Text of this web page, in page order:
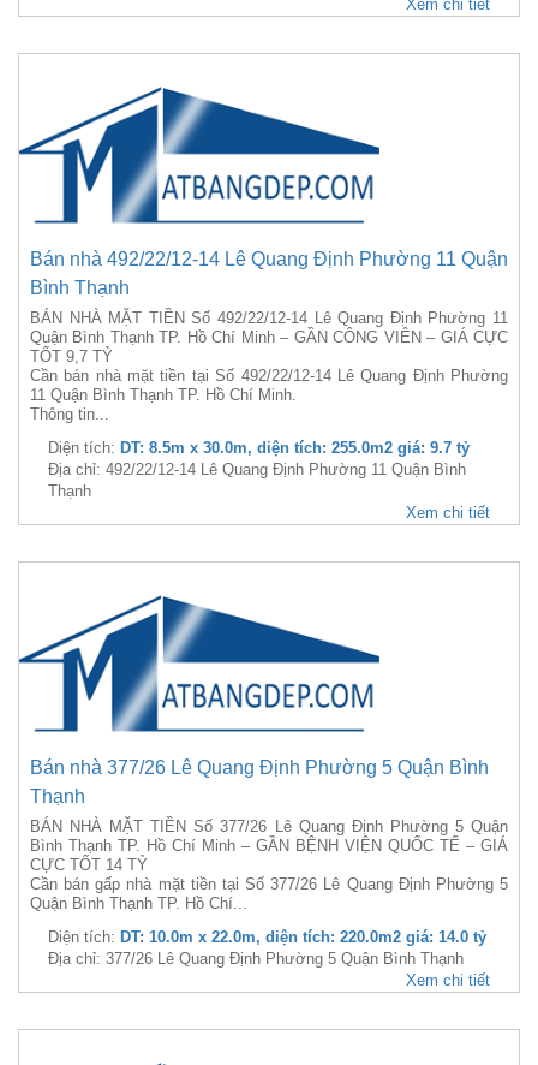
Xem chi tiết
Bán nhà 492/22/12-14 Lê Quang Định Phường 11 Quận
Bình Thạnh
BÁN NHÀ MẶT TIỀN Số 492/22/12-14 Lê Quang Định Phường 11
Quận Bình Thạnh TP. Hồ Chí Minh – GẦN CÔNG VIÊN – GIÁ CỰC
TỐT 9,7 TỶ
Cần bán nhà mặt tiền tại Số 492/22/12-14 Lê Quang Định Phường
11 Quận Bình Thạnh TP. Hồ Chí Minh.
Thông tin...
Diện tích: DT: 8.5m x 30.0m, diện tích: 255.0m2 giá: 9.7 tỷ
Địa chỉ: 492/22/12-14 Lê Quang Định Phường 11 Quận Bình
Thạnh
Xem chi tiết
Bán nhà 377/26 Lê Quang Định Phường 5 Quận Bình
Thạnh
BÁN NHÀ MẶT TIỀN Số 377/26 Lê Quang Định Phường 5 Quận
Bình Thạnh TP. Hồ Chí Minh – GẦN BỆNH VIỆN QUỐC TẾ – GIÁ
CỰC TỐT 14 TỶ
Cần bán gấp nhà mặt tiền tại Số 377/26 Lê Quang Định Phường 5
Quận Bình Thạnh TP. Hồ Chí...
Diện tích: DT: 10.0m x 22.0m, diện tích: 220.0m2 giá: 14.0 tỷ
Địa chỉ: 377/26 Lê Quang Định Phường 5 Quận Bình Thạnh
Xem chi tiết